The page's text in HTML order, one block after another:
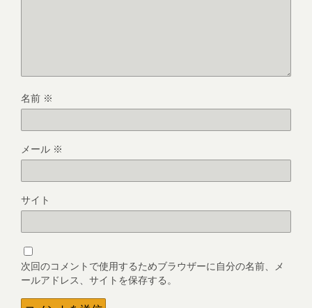
名前 ※
メール ※
サイト
次回のコメントで使用するためブラウザーに自分の名前、メ
ールアドレス、サイトを保存する。